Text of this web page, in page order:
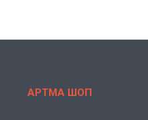
АРТМА ШОП